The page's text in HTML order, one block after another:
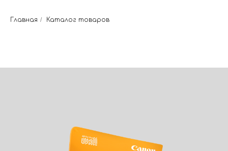
Главная / Каталог товаров